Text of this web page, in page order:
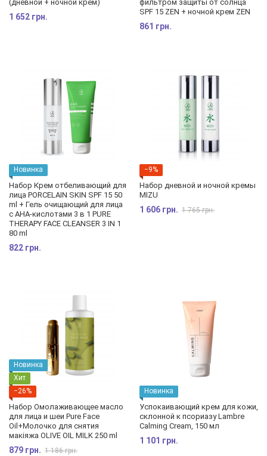
(дневной + ночной крем)
1 652 грн.
фильтром защиты от солнца
SPF 15 ZEN + ночной крем ZEN
861 грн.
Новинка
Набор Крем отбеливающий для
лица PORCELAIN SKIN SPF 15 50
ml + Гель очищающий для лица
с АНА-кислотами 3 в 1 PURE
THERAPY FACE CLEANSER 3 IN 1
80 ml
822 грн.
−9%
Набор дневной и ночной кремы
MIZU
1 606 грн. 1 765 грн.
Новинка
Хит
−26%
Набор Омолаживающее масло
для лица и шеи Pure Face
Oil+Молочко для снятия
макіяжа OLIVE OIL MILK 250 ml
879 грн. 1 186 грн.
Новинка
Успокаивающий крем для кожи,
склонной к псориазу Lambre
Calming Cream, 150 мл
1 101 грн.